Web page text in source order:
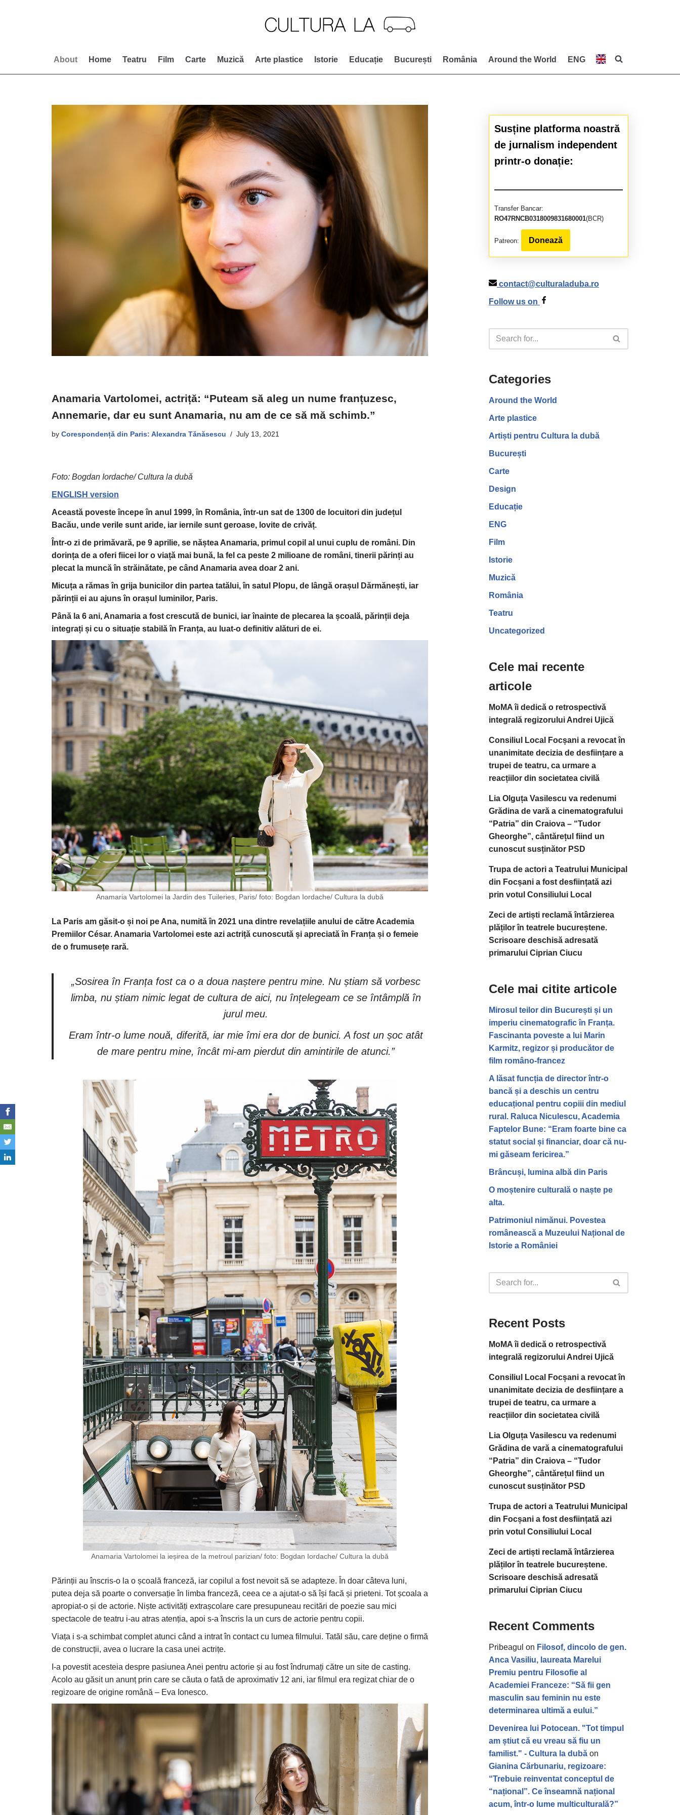
About Home Teatru Film Carte Muzică Arte plastice Istorie Educație București România Around the World ENG
Anamaria Vartolomei, actriță: “Puteam să aleg un nume franțuzesc,
Annemarie, dar eu sunt Anamaria, nu am de ce să mă schimb.”
by Corespondență din Paris: Alexandra Tănăsescu July 13, 2021
Foto: Bogdan Iordache/ Cultura la dubă
ENGLISH version
Această poveste începe în anul 1999, în România, într-un sat de 1300 de locuitori din județul
Bacău, unde verile sunt aride, iar iernile sunt geroase, lovite de crivăț.
Într-o zi de primăvară, pe 9 aprilie, se năștea Anamaria, primul copil al unui cuplu de români. Din
dorința de a oferi fiicei lor o viață mai bună, la fel ca peste 2 milioane de români, tinerii părinți au
plecat la muncă în străinătate, pe când Anamaria avea doar 2 ani.
Micuța a rămas în grija bunicilor din partea tatălui, în satul Plopu, de lângă orașul Dărmănești, iar
părinții ei au ajuns în orașul luminilor, Paris.
Până la 6 ani, Anamaria a fost crescută de bunici, iar înainte de plecarea la școală, părinții deja
integrați și cu o situație stabilă în Franța, au luat-o definitiv alături de ei.
Anamaria Vartolomei la Jardin des Tuileries, Paris/ foto: Bogdan Iordache/ Cultura la dubă
La Paris am găsit-o și noi pe Ana, numită în 2021 una dintre revelațiile anului de către Academia
Premiilor César. Anamaria Vartolomei este azi actriță cunoscută și apreciată în Franța și o femeie
de o frumusețe rară.
„Sosirea în Franța fost ca o a doua naștere pentru mine. Nu știam să vorbesc
limba, nu știam nimic legat de cultura de aici, nu înțelegeam ce se întâmplă în
jurul meu.
Eram într-o lume nouă, diferită, iar mie îmi era dor de bunici. A fost un șoc atât
de mare pentru mine, încât mi-am pierdut din amintirile de atunci.”
Anamaria Vartolomei la ieșirea de la metroul parizian/ foto: Bogdan Iordache/ Cultura la dubă
Părinții au înscris-o la o școală franceză, iar copilul a fost nevoit să se adapteze. În doar câteva luni,
putea deja să poarte o conversație în limba franceză, ceea ce a ajutat-o să își facă și prieteni. Tot școala a
apropiat-o și de actorie. Niște activități extrașcolare care presupuneau recitări de poezie sau mici
spectacole de teatru i-au atras atenția, apoi s-a înscris la un curs de actorie pentru copii.
Viața i s-a schimbat complet atunci când a intrat în contact cu lumea filmului. Tatăl său, care deține o firmă
de construcții, avea o lucrare la casa unei actrițe.
I-a povestit acesteia despre pasiunea Anei pentru actorie și au fost îndrumați către un site de casting.
Acolo au găsit un anunț prin care se căuta o fată de aproximativ 12 ani, iar filmul era regizat chiar de o
regizoare de origine română – Eva Ionesco.
Susține platforma noastră
de jurnalism independent
printr-o donație:
Transfer Bancar:
RO47RNCB0318009831680001(BCR)
Patreon: Donează
contact@culturaladuba.ro
Follow us on
Categories
Around the World
Arte plastice
Artiști pentru Cultura la dubă
București
Carte
Design
Educație
ENG
Film
Istorie
Muzică
România
Teatru
Uncategorized
Cele mai recente
articole
MoMA îi dedică o retrospectivă
integrală regizorului Andrei Ujică
Consiliul Local Focșani a revocat în
unanimitate decizia de desființare a
trupei de teatru, ca urmare a
reacțiilor din societatea civilă
Lia Olguța Vasilescu va redenumi
Grădina de vară a cinematografului
“Patria” din Craiova – “Tudor
Gheorghe”, cântărețul fiind un
cunoscut susținător PSD
Trupa de actori a Teatrului Municipal
din Focșani a fost desființată azi
prin votul Consiliului Local
Zeci de artiști reclamă întârzierea
plăților în teatrele bucureștene.
Scrisoare deschisă adresată
primarului Ciprian Ciucu
Cele mai citite articole
Mirosul teilor din București și un
imperiu cinematografic în Franța.
Fascinanta poveste a lui Marin
Karmitz, regizor și producător de
film româno-francez
A lăsat funcția de director într-o
bancă și a deschis un centru
educațional pentru copiii din mediul
rural. Raluca Niculescu, Academia
Faptelor Bune: “Eram foarte bine ca
statut social și financiar, doar că nu-
mi găseam fericirea.”
Brâncuși, lumina albă din Paris
O moștenire culturală o naște pe
alta.
Patrimoniul nimănui. Povestea
românească a Muzeului Național de
Istorie a României
Recent Posts
MoMA îi dedică o retrospectivă
integrală regizorului Andrei Ujică
Consiliul Local Focșani a revocat în
unanimitate decizia de desființare a
trupei de teatru, ca urmare a
reacțiilor din societatea civilă
Lia Olguța Vasilescu va redenumi
Grădina de vară a cinematografului
“Patria” din Craiova – “Tudor
Gheorghe”, cântărețul fiind un
cunoscut susținător PSD
Trupa de actori a Teatrului Municipal
din Focșani a fost desființată azi
prin votul Consiliului Local
Zeci de artiști reclamă întârzierea
plăților în teatrele bucureștene.
Scrisoare deschisă adresată
primarului Ciprian Ciucu
Recent Comments
Pribeagul on Filosof, dincolo de gen.
Anca Vasiliu, laureata Marelui
Premiu pentru Filosofie al
Academiei Franceze: “Să fii gen
masculin sau feminin nu este
determinarea ultimă a eului.”
Devenirea lui Potocean. "Tot timpul
am știut că eu vreau să fiu un
familist." - Cultura la dubă on
Gianina Cărbunariu, regizoare:
“Trebuie reinventat conceptul de
“național”. Ce înseamnă național
acum, într-o lume multiculturală?”